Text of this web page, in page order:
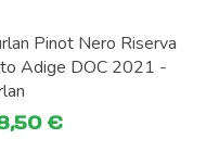
Pinot Nero Riserva
Adige DOC 2021 -
€